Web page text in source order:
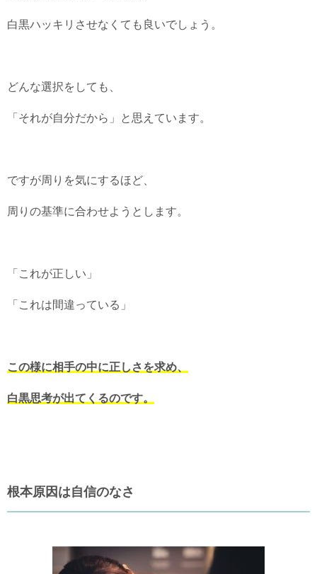
白黒ハッキリさせなくても良いでしょう。
どんな選択をしても、
「それが自分だから」と思えています。
ですが周りを気にするほど、
周りの基準に合わせようとします。
「これが正しい」
「これは間違っている」
この様に相手の中に正しさを求め、
白黒思考が出てくるのです。
根本原因は自信のなさ